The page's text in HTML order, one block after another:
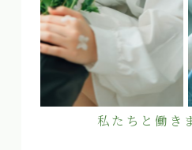
私たちと働き